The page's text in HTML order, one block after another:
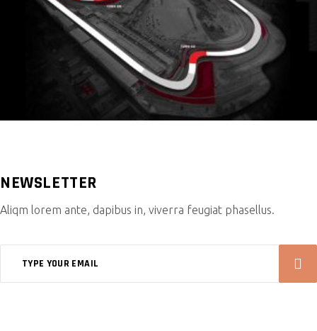
NEWSLETTER
Aliqm lorem ante, dapibus in, viverra feugiat phasellus.